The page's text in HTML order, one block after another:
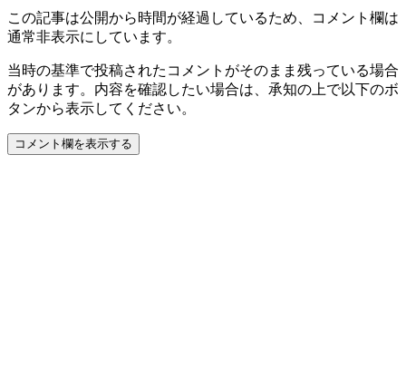
この記事は公開から時間が経過しているため、コメント欄は
通常非表示にしています。
当時の基準で投稿されたコメントがそのまま残っている場合
があります。内容を確認したい場合は、承知の上で以下のボ
タンから表示してください。
コメント欄を表示する